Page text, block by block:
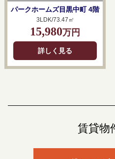
パークホームズ目黒中町 4階
3LDK/73.47㎡
15,980万円
詳しく見る
賃貸物